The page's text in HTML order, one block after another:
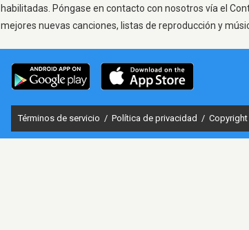
habilitadas. Póngase en contacto con nosotros vía el
mejores nuevas canciones, listas de reproducción y
Términos de servicio / Política de privacidad /